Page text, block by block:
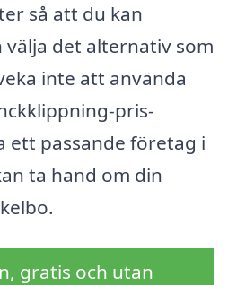
så att du kan
det alternativ som
inte att använda
pris-
ett passande företag i
ta hand om din
gratis och utan